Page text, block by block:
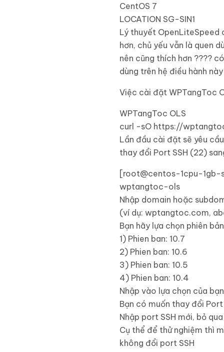
CentOS 7
LOCATION SG-SIN1
Lý thuyết OpenLiteSpeed
hơn, chủ yếu vẫn là quen
nên cũng thích hơn ????
dùng trên hệ điều hành này
Việc cài đặt WPTangToc
WPTangToc OLS
curl -sO https://
Lần đầu cài đặt sẽ yêu
thay đổi Port SSH (22)
[root@centos-1cpu-1gb-
wptangtoc-ols
Nhập domain hoặc
(ví dụ: wptangtoc.com,
Bạn hãy lựa chọn phiên
1) Phien ban: 10.7
2) Phien ban: 10.6
3) Phien ban: 10.5
4) Phien ban: 10.4
Nhập vào lựa chọn của
Bạn có muốn thay đổi
Nhập port SSH mới, bỏ
Cụ thể để thử nghiệm thì
không đổi port SSH